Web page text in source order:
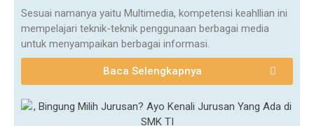
Sesuai namanya yaitu Multimedia, kompetensi keahllian ini
mempelajari teknik-teknik penggunaan berbagai media
untuk menyampaikan berbagai informasi.
Baca Selengkapnya